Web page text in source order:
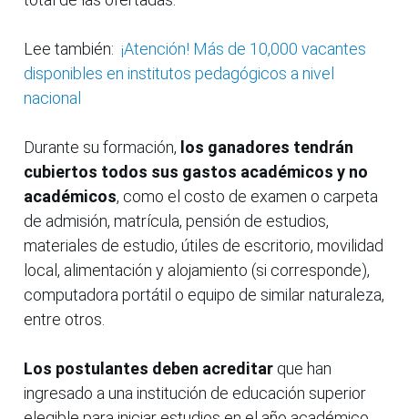
Lee también: ¡Atención! Más de 10,000 vacantes
disponibles en institutos pedagógicos a nivel
nacional
Durante su formación, los ganadores tendrán
cubiertos todos sus gastos académicos y no
académicos, como el costo de examen o carpeta
de admisión, matrícula, pensión de estudios,
materiales de estudio, útiles de escritorio, movilidad
local, alimentación y alojamiento (si corresponde),
computadora portátil o equipo de similar naturaleza,
entre otros.
Los postulantes deben acreditar que han
ingresado a una institución de educación superior